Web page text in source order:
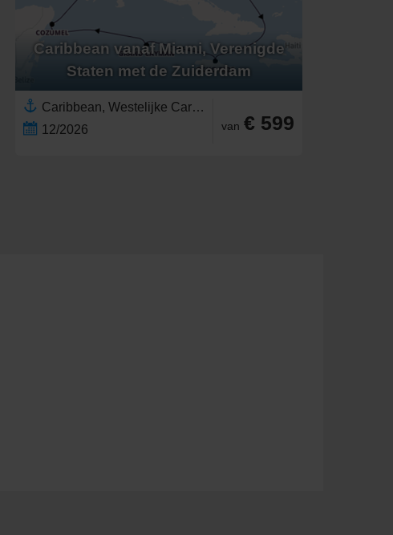
Caribbean vanaf Miami, Verenigde
Staten met de Zuiderdam
Caribbean, Westelijke Caraïben,Noord-Amerika,Verenigde Staten,Mexico,Bahama's,Yucatán,Jamaica,Riviera Maya,Florida,Kaaimaneilanden
12/2026
van € 599